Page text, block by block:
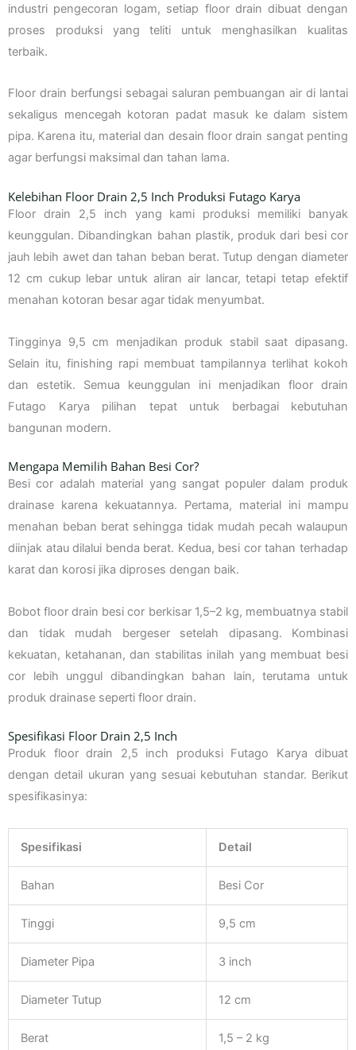
industri pengecoran logam, setiap floor drain dibuat dengan
proses produksi yang teliti untuk menghasilkan kualitas
terbaik.
Floor drain berfungsi sebagai saluran pembuangan air di lantai
sekaligus mencegah kotoran padat masuk ke dalam sistem
pipa. Karena itu, material dan desain floor drain sangat penting
agar berfungsi maksimal dan tahan lama.
Kelebihan Floor Drain 2,5 Inch Produksi Futago Karya
Floor drain 2,5 inch yang kami produksi memiliki banyak
keunggulan. Dibandingkan bahan plastik, produk dari besi cor
jauh lebih awet dan tahan beban berat. Tutup dengan diameter
12 cm cukup lebar untuk aliran air lancar, tetapi tetap efektif
menahan kotoran besar agar tidak menyumbat.
Tingginya 9,5 cm menjadikan produk stabil saat dipasang.
Selain itu, finishing rapi membuat tampilannya terlihat kokoh
dan estetik. Semua keunggulan ini menjadikan floor drain
Futago Karya pilihan tepat untuk berbagai kebutuhan
bangunan modern.
Mengapa Memilih Bahan Besi Cor?
Besi cor adalah material yang sangat populer dalam produk
drainase karena kekuatannya. Pertama, material ini mampu
menahan beban berat sehingga tidak mudah pecah walaupun
diinjak atau dilalui benda berat. Kedua, besi cor tahan terhadap
karat dan korosi jika diproses dengan baik.
Bobot floor drain besi cor berkisar 1,5–2 kg, membuatnya stabil
dan tidak mudah bergeser setelah dipasang. Kombinasi
kekuatan, ketahanan, dan stabilitas inilah yang membuat besi
cor lebih unggul dibandingkan bahan lain, terutama untuk
produk drainase seperti floor drain.
Spesifikasi Floor Drain 2,5 Inch
Produk floor drain 2,5 inch produksi Futago Karya dibuat
dengan detail ukuran yang sesuai kebutuhan standar. Berikut
spesifikasinya:
Spesifikasi Detail
Bahan Besi Cor
Tinggi 9,5 cm
Diameter Pipa 3 inch
Diameter Tutup 12 cm
Berat 1,5 – 2 kg